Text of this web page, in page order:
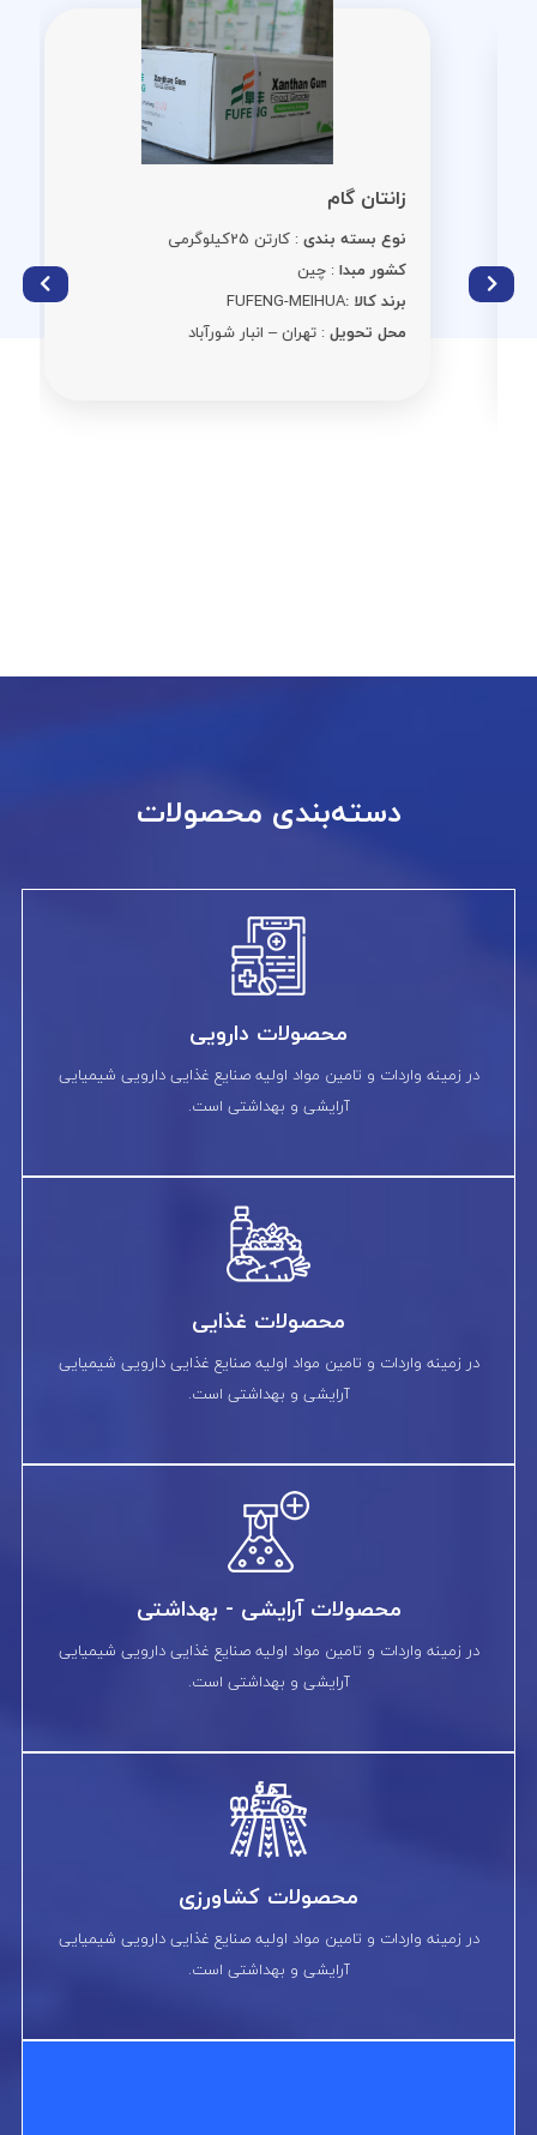
زانتان گام
نوع بسته بندی: کارتن 25کیلوگرمی
کشور مبدا : چین
برند کالا :FUFENG-MEIHUA
محل تحویل: تهران – انبار شورآباد
دسته‌بندی محصولات
محصولات دارویی
در زمینه واردات و تامین مواد اولیه صنایع غذایی دارویی شیمیایی
آرایشی و بهداشتی است.
محصولات غذایی
در زمینه واردات و تامین مواد اولیه صنایع غذایی دارویی شیمیایی
آرایشی و بهداشتی است.
محصولات آرایشی - بهداشتی
در زمینه واردات و تامین مواد اولیه صنایع غذایی دارویی شیمیایی
آرایشی و بهداشتی است.
محصولات کشاورزی
در زمینه واردات و تامین مواد اولیه صنایع غذایی دارویی شیمیایی
آرایشی و بهداشتی است.